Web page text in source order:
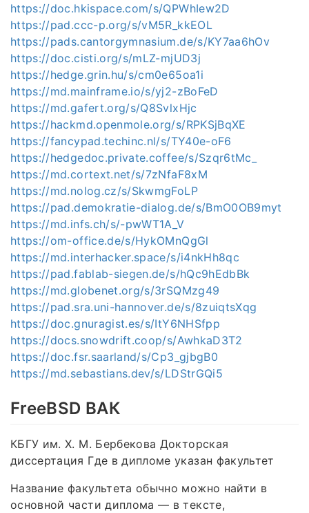
https://doc.hkispace.com/s/QPWhIew2D
https://pad.ccc-p.org/s/vM5R_kkEOL
https://pads.cantorgymnasium.de/s/KY7aa6hOv
https://doc.cisti.org/s/mLZ-mjUD3j
https://hedge.grin.hu/s/cm0e65oa1i
https://md.mainframe.io/s/yj2-zBoFeD
https://md.gafert.org/s/Q8SvlxHjc
https://hackmd.openmole.org/s/RPKSjBqXE
https://fancypad.techinc.nl/s/TY40e-oF6
https://hedgedoc.private.coffee/s/Szqr6tMc_
https://md.cortext.net/s/7zNfaF8xM
https://md.nolog.cz/s/SkwmgFoLP
https://pad.demokratie-dialog.de/s/BmO0OB9myt
https://md.infs.ch/s/-pwWT1A_V
https://om-office.de/s/HykOMnQgGl
https://md.interhacker.space/s/i4nkHh8qc
https://pad.fablab-siegen.de/s/hQc9hEdbBk
https://md.globenet.org/s/3rSQMzg49
https://pad.sra.uni-hannover.de/s/8zuiqtsXqg
https://doc.gnuragist.es/s/ItY6NHSfpp
https://docs.snowdrift.coop/s/AwhkaD3T2
https://doc.fsr.saarland/s/Cp3_gjbgB0
https://md.sebastians.dev/s/LDStrGQi5
FreeBSD ВАК
КБГУ им. Х. М. Бербекова Докторская
диссертация Где в дипломе указан факультет
Название факультета обычно можно найти в
основной части диплома — в тексте,